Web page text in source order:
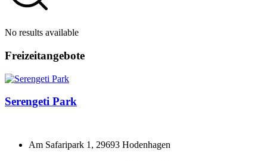
No results available
Freizeitangebote
Serengeti Park
Am Safaripark 1, 29693 Hodenhagen